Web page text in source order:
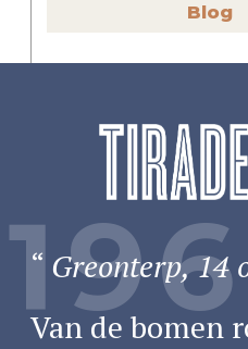
Blog
Greonterp, 14
Van de bomen